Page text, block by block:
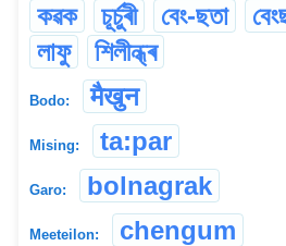
কৱক
চূৰ্চুৰী বেং-ছতা
লাফু
শিলীন্ধ্ৰ
Bodo: मैखुन
Mising: ta:par
Garo: bolnagrak
Meeteilon: chengum